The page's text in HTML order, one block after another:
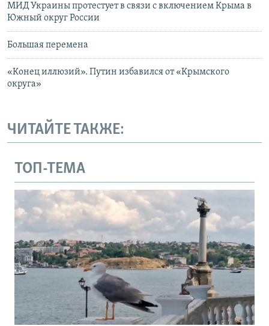
МИД Украины протестует в связи с включением Крыма в
Южный округ России
Большая перемена
«Конец иллюзий». Путин избавился от «Крымского
округа»
ЧИТАЙТЕ ТАКЖЕ:
ТОП-ТЕМА